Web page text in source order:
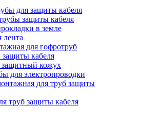
для защиты кабеля
защиты кабеля
в земле
лента
для гофротруб
кабеля
кожух
для электропроводки
для труб защиты
труб защиты кабеля